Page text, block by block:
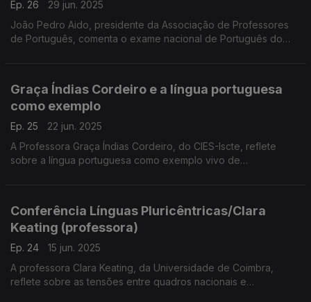
Ep. 26
29 jun. 2025
João Pedro Aido, presidente da Associação de Professores
de Português, comenta o exame nacional de Português do
Graça Índias Cordeiro e a língua portuguesa
como exemplo
Ep. 25
22 jun. 2025
A Professora Graça Índias Cordeiro, do CIES-Iscte, reflete
sobre a língua portuguesa como exemplo vivo de
Conferência Línguas Pluricêntricas/Clara
Keating (professora)
Ep. 24
15 jun. 2025
A professora Clara Keating, da Universidade de Coimbra,
reflete sobre as tensões entre quadros nacionais e